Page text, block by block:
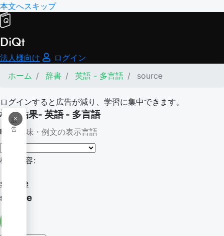
本文へスキップ
DiQt
法人様向け
ログイン
ホーム
辞書 英語 - 多言語 source
ログインすると広告が減り、学習に集中できます。
×
広
告
検索結果- 英語 - 多言語
意味・例文の表示言語
検索内容:
source
source